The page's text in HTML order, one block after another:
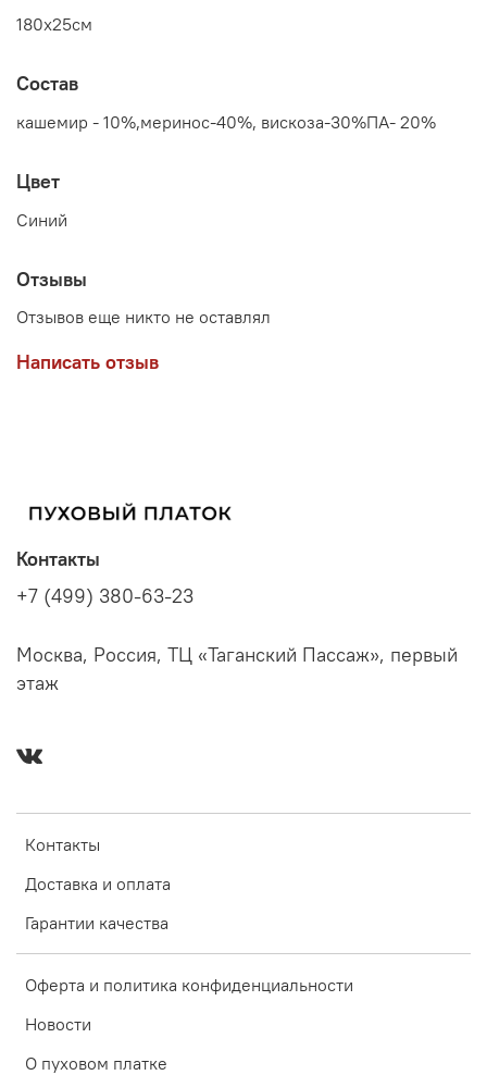
180x25см
Состав
кашемир - 10%,меринос-40%, вискоза-30%ПА- 20%
Цвет
Синий
Отзывы
Отзывов еще никто не оставлял
Написать отзыв
Контакты
Доставка и оплата
Гарантии качества
Оферта и политика конфиденциальности
Новости
О пуховом платке
Контакты
+7 (499) 380-63-23
Москва, Россия, ТЦ «Таганский Пассаж», первый
этаж